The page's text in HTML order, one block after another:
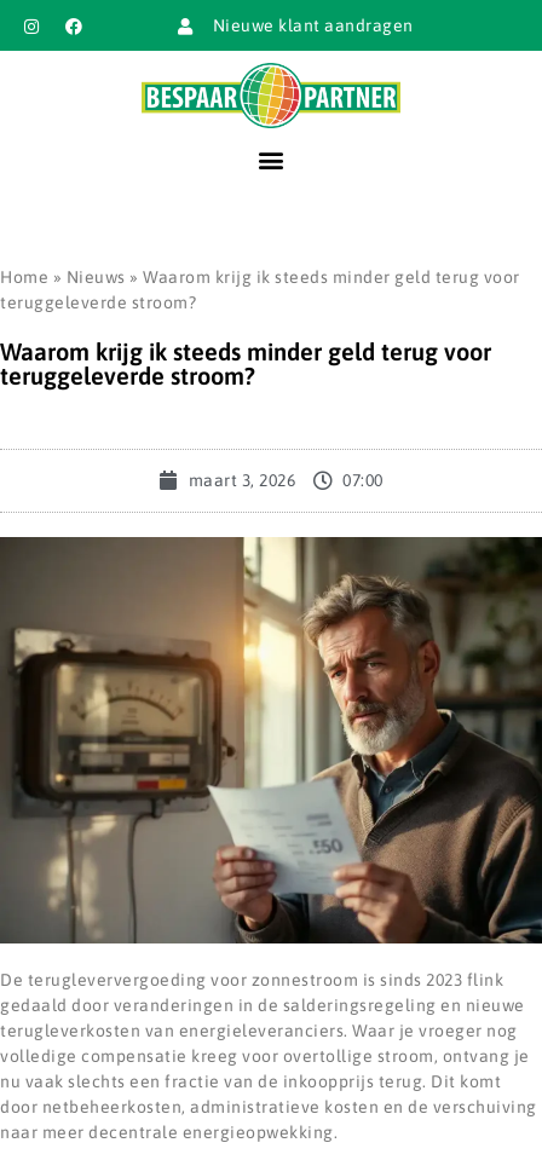
Nieuwe klant aandragen
Home » Nieuws » Waarom krijg ik steeds minder geld terug voor
teruggeleverde stroom?
Waarom krijg ik steeds minder geld terug voor
teruggeleverde stroom?
maart 3, 2026 07:00
De terugleververgoeding voor zonnestroom is sinds 2023 flink
gedaald door veranderingen in de salderingsregeling en nieuwe
terugleverkosten van energieleveranciers. Waar je vroeger nog
volledige compensatie kreeg voor overtollige stroom, ontvang je
nu vaak slechts een fractie van de inkoopprijs terug. Dit komt
door netbeheerkosten, administratieve kosten en de verschuiving
naar meer decentrale energieopwekking.